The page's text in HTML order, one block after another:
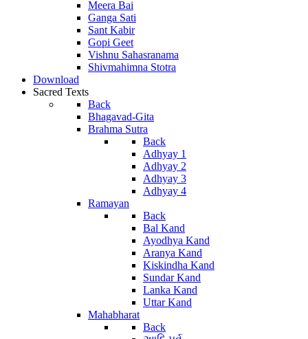
Meera Bai
Ganga Sati
Sant Kabir
Gopi Geet
Vishnu Sahasranama
Shivmahimna Stotra
Download
Sacred Texts
Back
Bhagavad-Gita
Brahma Sutra
Back
Adhyay 1
Adhyay 2
Adhyay 3
Adhyay 4
Ramayan
Back
Bal Kand
Ayodhya Kand
Aranya Kand
Kiskindha Kand
Sundar Kand
Lanka Kand
Uttar Kand
Mahabharat
Back